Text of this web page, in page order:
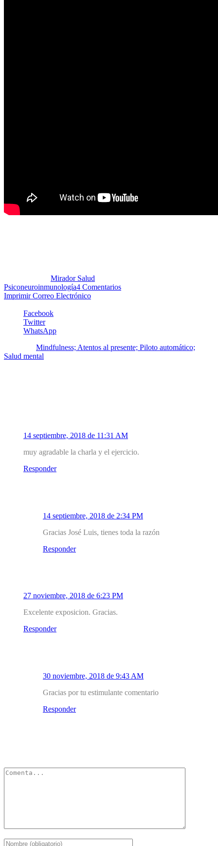
Mirador Salud
Psiconeuroinmunología4 Comentarios
Imprimir Correo Electrónico
Facebook
Twitter
WhatsApp
Mindfulness; Atentos al presente; Piloto automático;
Salud mental
14 septiembre, 2018 de 11:31 AM
muy agradable la charla y el ejercicio.
Responder
14 septiembre, 2018 de 2:34 PM
Gracias José Luis, tienes toda la razón
Responder
27 noviembre, 2018 de 6:23 PM
Excelente exposicion. Gracias.
Responder
30 noviembre, 2018 de 9:43 AM
Gracias por tu estimulante comentario
Responder